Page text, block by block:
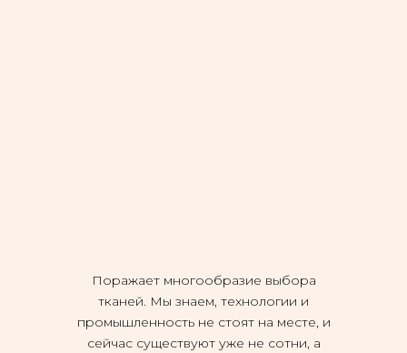
Поражает многообразие выбора
тканей. Мы знаем, технологии и
промышленность не стоят на месте, и
сейчас существуют уже не сотни, а